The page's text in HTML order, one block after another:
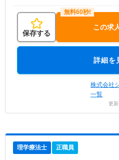
保存する
この求
詳細を
株式会社
一覧
更
理学療法士 正職員